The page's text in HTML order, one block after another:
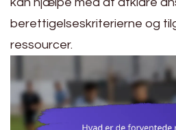
berettigelseskriterierne og
ressourcer.